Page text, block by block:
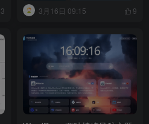
3月16日 09:15 9